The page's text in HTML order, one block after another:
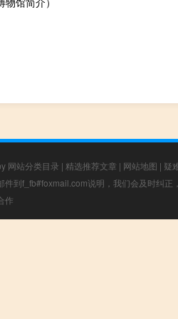
网站分类目录 | 精选推荐文章 | 网站地图 | 疑
到f_fb#foxmail.com说明，我们会及时纠正
作